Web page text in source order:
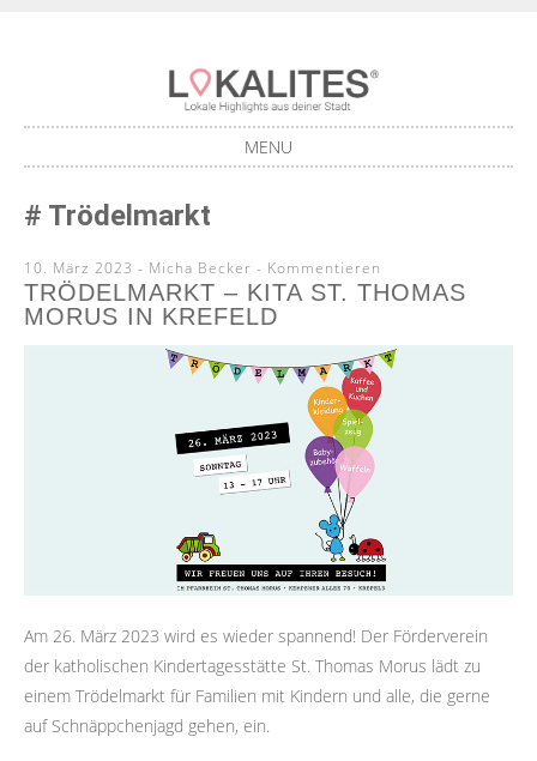
LOKALITES
Lokale Highlights aus deiner Stadt
MENU
TO Trödelmarkt
10. März 2023 - Micha Becker Kommentieren
TRÖDELMARKT – KITA ST. THOMAS
MORUS IN KREFELD
Am 26. März 2023 wird es wieder spannend! Der Förderverein
der katholischen Kindertagesstätte St. Thomas Morus lädt zu
einem Trödelmarkt für Familien mit Kindern und alle, die gerne
auf Schnäppchenjagd gehen, ein.